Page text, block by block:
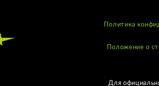
Политика
Положение о
Для